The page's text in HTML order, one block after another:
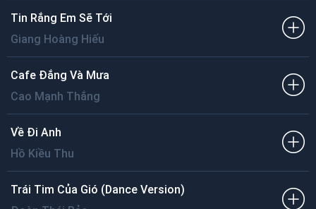
Tin Rắng Em Sẽ Tới
Giang Hoàng Hiếu
Cafe Đắng Và Mưa
Cao Mạnh Thắng
Về Đi Anh
Hồ Kiều Thu
Trái Tim Của Gió (Dance Version)